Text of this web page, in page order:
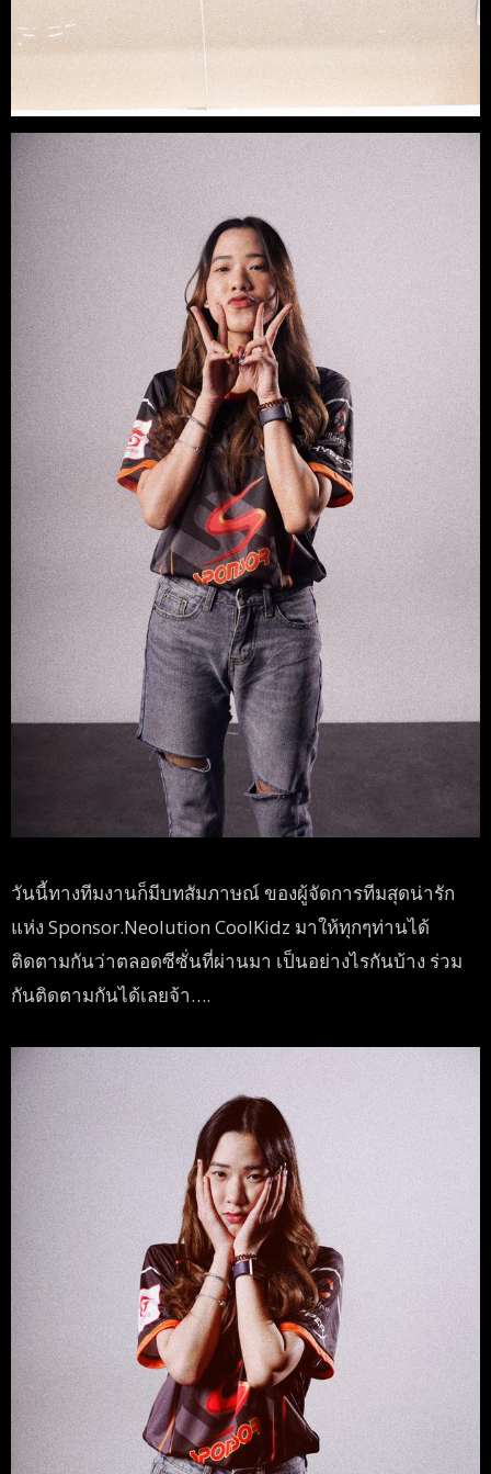
วันนี้ทางทีมงานก็มีบทสัมภาษณ์ ของผู้จัดการทีมสุดน่ารัก
แห่ง Sponsor.Neolution CoolKidz มาให้ทุกๆท่านได้
ติดตามกันว่าตลอดซีซั่นที่ผ่านมา เป็นอย่างไรกันบ้าง ร่วม
กันติดตามกันได้เลยจ้า….